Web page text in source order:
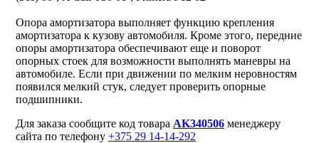
Опора амортизатора выполняет функцию крепления
амортизатора к кузову автомобиля. Кроме этого, передние
опоры амортизатора обеспечивают еще и поворот
опорных стоек для возможности выполнять маневры на
автомобиле. Если при движении по мелким неровностям
появился мелкий стук, следует проверить опорные
подшипники.
Для заказа сообщите код товара AK340506 менеджеру
сайта по телефону +375 29 14-14-292